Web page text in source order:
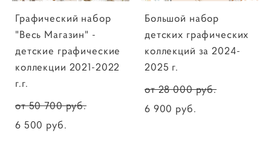
Графический набор
"Весь Магазин" -
детские графические
коллекции 2021-2022
г.г.
от 50 700 pуб.
6 500 pуб.
Большой набор
детских графических
коллекций за 2024-
2025 г.
от 28 000 pуб.
6 900 pуб.